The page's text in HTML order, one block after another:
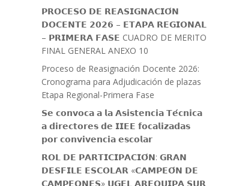
𝗣𝗥𝗢𝗖𝗘𝗦𝗢 𝗗𝗘 𝗥𝗘𝗔𝗦𝗜𝗚𝗡𝗔𝗖𝗜𝗢́𝗡
𝗗𝗢𝗖𝗘𝗡𝗧𝗘 𝟮𝟬𝟮𝟲 – 𝗘𝗧𝗔𝗣𝗔 𝗥𝗘𝗚𝗜𝗢𝗡𝗔𝗟
– 𝗣𝗥𝗜𝗠𝗘𝗥𝗔 𝗙𝗔𝗦𝗘 CUADRO DE MERITO
FINAL GENERAL ANEXO 10
Proceso de Reasignación Docente 2026:
Cronograma para Adjudicación de plazas
Etapa Regional-Primera Fase
𝗦𝗲 𝗰𝗼𝗻𝘃𝗼𝗰𝗮 𝗮 𝗹𝗮 𝗔𝘀𝗶𝘀𝘁𝗲𝗻𝗰𝗶𝗮 𝗧𝗲́𝗰𝗻𝗶𝗰𝗮
𝗮 𝗱𝗶𝗿𝗲𝗰𝘁𝗼𝗿𝗲𝘀 𝗱𝗲 𝗜𝗜𝗘𝗘 𝗳𝗼𝗰𝗮𝗹𝗶𝘇𝗮𝗱𝗮𝘀
𝗽𝗼𝗿 𝗰𝗼𝗻𝘃𝗶𝘃𝗲𝗻𝗰𝗶𝗮 𝗲𝘀𝗰𝗼𝗹𝗮𝗿
𝗥𝗢𝗟 𝗗𝗘 𝗣𝗔𝗥𝗧𝗜𝗖𝗜𝗣𝗔𝗖𝗜𝗢́𝗡: 𝗚𝗥𝗔𝗡
𝗗𝗘𝗦𝗙𝗜𝗟𝗘 𝗘𝗦𝗖𝗢𝗟𝗔𝗥 «𝗖𝗔𝗠𝗣𝗘𝗢́𝗡 𝗗𝗘
𝗖𝗔𝗠𝗣𝗘𝗢𝗡𝗘𝗦» 𝗨𝗚𝗘𝗟 𝗔𝗥𝗘𝗤𝗨𝗜𝗣𝗔 𝗦𝗨𝗥